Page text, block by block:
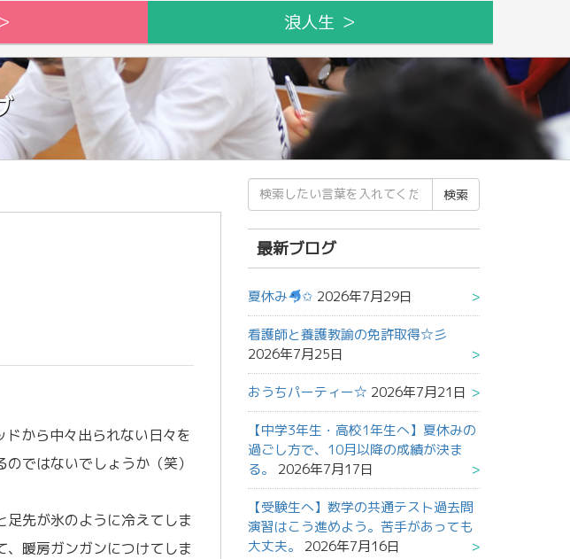
浪人生 ＞
から中々出られない日々を
ではないでしょうか（笑）
先が氷のように冷えてしま
、暖房ガンガンにつけてしま
検
索
結
果:
最新ブログ
夏休み ✩ 2026年7月29日
看護師と養護教諭の免許取得☆彡
2026年7月25日
おうちパーティー☆ 2026年7月21日
【中学3年生・高校1年生へ】夏休みの
過ごし方で、10月以降の成績が決ま
る。
2026年7月17日
【受験生へ】数学の共通テスト過去問
演習はこう進めよう。苦手があっても
大丈夫。
2026年7月16日